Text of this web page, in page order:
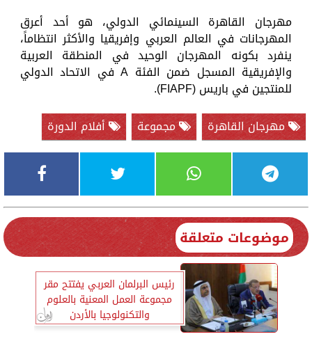
مهرجان القاهرة السينمائي الدولي، هو أحد أعرق
المهرجانات في العالم العربي وإفريقيا والأكثر انتظاماً،
ينفرد بكونه المهرجان الوحيد في المنطقة العربية
والإفريقية المسجل ضمن الفئة A في الاتحاد الدولي
للمنتجين في باريس (FIAPF).
مهرجان القاهرة
مجموعة أفلام الدورة
موضوعات متعلقة
رئيس البرلمان العربي يفتتح مقر
مجموعة العمل المعنية بالعلوم
والتكنولوجيا بالأردن